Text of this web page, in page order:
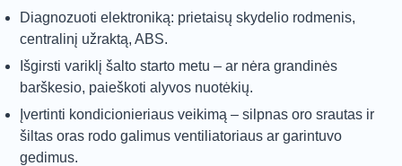
Diagnozuoti elektroniką: prietaisų skydelio rodmenis,
centralinį užraktą, ABS.
Išgirsti variklį šalto starto metu – ar nėra grandinės
barškesio, paieškoti alyvos nuotėkių.
Įvertinti kondicionieriaus veikimą – silpnas oro srautas ir
šiltas oras rodo galimus ventiliatoriaus ar garintuvo
gedimus.